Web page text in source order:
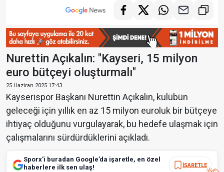
Nurettin Açıkalın: "Kayseri, 15 milyon
euro bütçeyi oluşturmalı"
25 Haziran 2025 17:43
Kayserispor Başkanı Nurettin Açıkalın, kulübün
geleceği için yıllık en az 15 milyon euroluk bir bütçeye
ihtiyaç olduğunu vurgulayarak, bu hedefe ulaşmak için
çalışmalarını sürdürdüklerini açıkladı.
Sporx’i buradan Google’da işaretle, en özel
haberlere ilk sen ulaş!
İŞARETLE